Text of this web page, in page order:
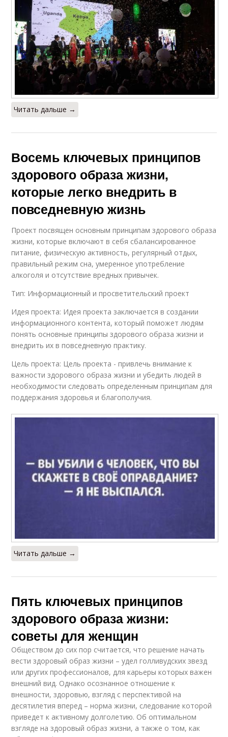
Читать дальше →
Восемь ключевых принципов
здорового образа жизни,
которые легко внедрить в
повседневную жизнь
Проект посвящен основным принципам здорового образа
жизни, которые включают в себя сбалансированное
питание, физическую активность, регулярный отдых,
правильный режим сна, умеренное употребление
алкоголя и отсутствие вредных привычек.
Тип: Информационный и просветительский проект
Идея проекта: Идея проекта заключается в создании
информационного контента, который поможет людям
понять основные принципы здорового образа жизни и
внедрить их в повседневную практику.
Цель проекта: Цель проекта - привлечь внимание к
важности здорового образа жизни и убедить людей в
необходимости следовать определенным принципам для
поддержания здоровья и благополучия.
Читать дальше →
Пять ключевых принципов
здорового образа жизни:
советы для женщин
Обществом до сих пор считается, что решение начать
вести здоровый образ жизни – удел голливудских звезд
или других профессионалов, для карьеры которых важен
внешний вид. Однако осознанное отношение к
внешности, здоровью, взгляд с перспективой на
десятилетия вперед – норма жизни, следование которой
приведет к активному долголетию. Об оптимальном
взгляде на здоровый образ жизни, а также о том, как